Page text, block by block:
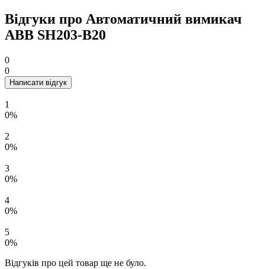
Відгуки про Автоматичний вимикач
ABB SH203-B20
0
0
Написати відгук
1
0%
2
0%
3
0%
4
0%
5
0%
Відгуків про цей товар ще не було.